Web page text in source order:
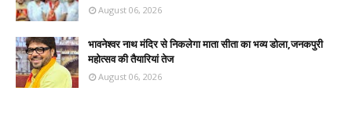
August 06, 2026
भावनेश्वर नाथ मंदिर से निकलेगा माता सीता का भव्य डोला,जनकपुरी
महोत्सव की तैयारियां तेज
August 06, 2026